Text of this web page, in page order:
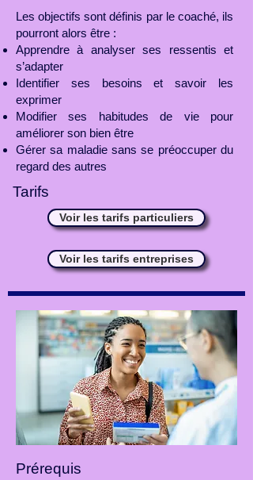
Les objectifs sont définis par le coaché, ils
pourront alors être :
Apprendre à analyser ses ressentis et
s’adapter
Identifier ses besoins et savoir les
exprimer
Modifier ses habitudes de vie pour
améliorer son bien être
Gérer sa maladie sans se préoccuper du
regard des autres
Tarifs
Voir les tarifs particuliers
Voir les tarifs entreprises
Prérequis